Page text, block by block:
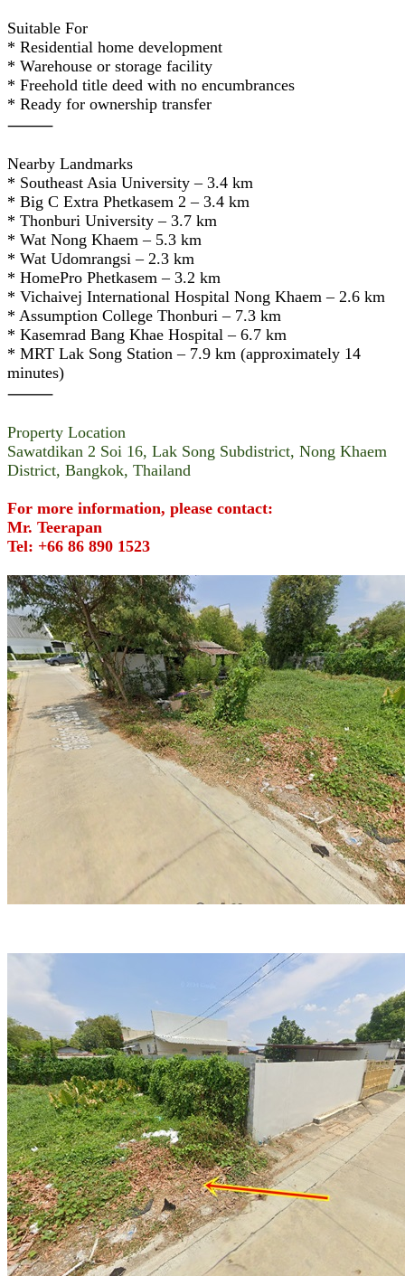
Suitable For
* Residential home development
* Warehouse or storage facility
* Freehold title deed with no encumbrances
* Ready for ownership transfer
⸻
Nearby Landmarks
* Southeast Asia University – 3.4 km
* Big C Extra Phetkasem 2 – 3.4 km
* Thonburi University – 3.7 km
* Wat Nong Khaem – 5.3 km
* Wat Udomrangsi – 2.3 km
* HomePro Phetkasem – 3.2 km
* Vichaivej International Hospital Nong Khaem – 2.6 km
* Assumption College Thonburi – 7.3 km
* Kasemrad Bang Khae Hospital – 6.7 km
* MRT Lak Song Station – 7.9 km (approximately 14
minutes)
⸻
Property Location
Sawatdikan 2 Soi 16, Lak Song Subdistrict, Nong Khaem
District, Bangkok, Thailand
For more information, please contact:
Mr. Teerapan
Tel: +66 86 890 1523